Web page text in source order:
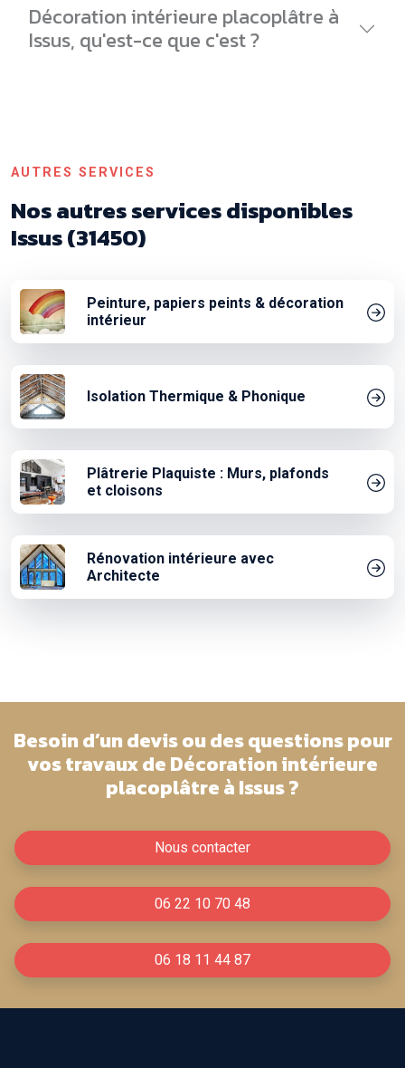
Décoration intérieure placoplâtre à
Issus, qu'est-ce que c'est ?
AUTRES SERVICES
Nos autres services disponibles
Issus (31450)
Peinture, papiers peints & décoration
intérieur
Isolation Thermique & Phonique
Plâtrerie Plaquiste : Murs, plafonds
et cloisons
Rénovation intérieure avec
Architecte
Besoin d’un devis ou des questions pour
vos travaux de Décoration intérieure
placoplâtre à Issus ?
Nous contacter
06 22 10 70 48
06 18 11 44 87